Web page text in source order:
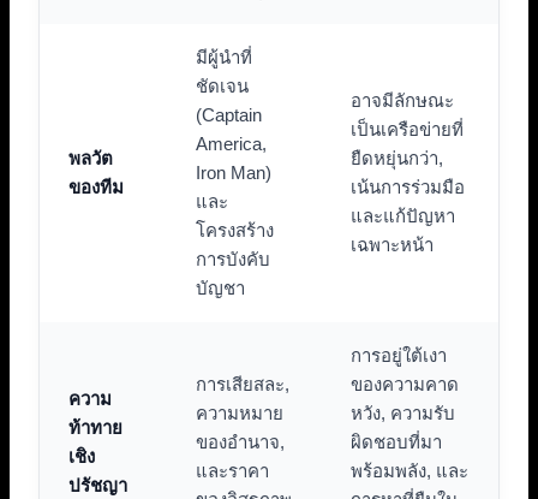
พลวัต
ของทีม
มีผู้นำที่
ชัดเจน
(Captain
America,
Iron Man)
และ
โครงสร้าง
การบังคับ
บัญชา
อาจมีลักษณะ
เป็นเครือข่ายที่
ยืดหยุ่นกว่า,
เน้นการร่วมมือ
และแก้ปัญหา
เฉพาะหน้า
ความ
ท้าทาย
เชิง
ปรัชญา
การเสียสละ,
ความหมาย
ของอำนาจ,
และราคา
การอยู่ใต้เงา
ของความคาด
หวัง, ความรับ
ผิดชอบที่มา
พร้อมพลัง, และ